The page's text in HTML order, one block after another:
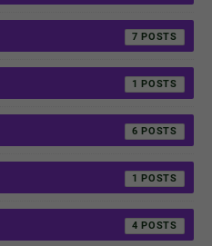
7
1
6
1
4